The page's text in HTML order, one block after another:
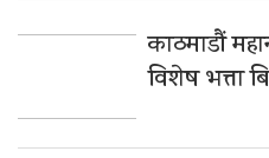
काठमाडौं
विशेष भत्ता